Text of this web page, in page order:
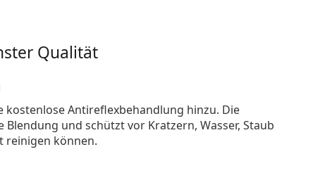
Qualität
kostenlose Antireflexbehandlung hinzu. Die
und schützt vor Kratzern, Wasser, Staub
reinigen können.